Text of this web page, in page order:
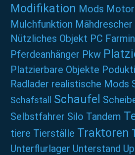
Modifikation Mods
Mulchfunktion Mähdrescher
Nützliches Objekt PC
Pferdeanhänger Pkw
Platzierbare Objekte
Radlader realistische Mods
Schafstall Schaufel
Selbstfahrer Silo Tandem
tiere Tierställe Traktoren
Unterflurlager Unterstand